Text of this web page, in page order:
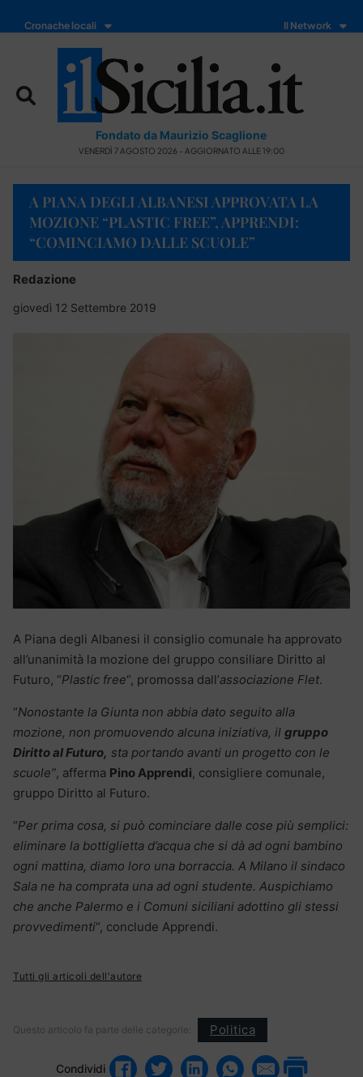
Cronache locali Il Network
Fondato da Maurizio Scaglione
VENERDÌ 7 AGOSTO 2026 - AGGIORNATO ALLE 19:00
A PIANA DEGLI ALBANESI APPROVATA LA
MOZIONE “PLASTIC FREE”, APPRENDI:
“COMINCIAMO DALLE SCUOLE”
Redazione
giovedì 12 Settembre 2019
A Piana degli Albanesi il consiglio comunale ha approvato
all’unanimità la mozione del gruppo consiliare Diritto al
Futuro, “Plastic free“, promossa dall’associazione Flet.
“Nonostante la Giunta non abbia dato seguito alla
mozione, non promuovendo alcuna iniziativa, il gruppo
Diritto al Futuro, sta portando avanti un progetto con le
scuole”, afferma Pino Apprendi, consigliere comunale,
gruppo Diritto al Futuro.
“Per prima cosa, si può cominciare dalle cose più semplici:
eliminare la bottiglietta d’acqua che si dà ad ogni bambino
ogni mattina, diamo loro una borraccia. A Milano il sindaco
Sala ne ha comprata una ad ogni studente. Auspichiamo
che anche Palermo e i Comuni siciliani adottino gli stessi
provvedimenti“, conclude Apprendi.
Tutti gli articoli dell'autore
Questo articolo fa parte delle categorie: Politica
Condividi